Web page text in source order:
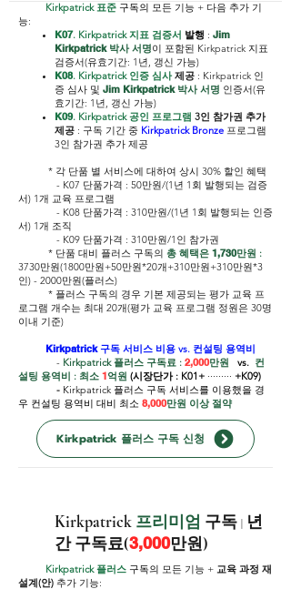
Kirkpatrick 표준 구독의 모든 기능 + 다음 추가 기
능:
K07. Kirkpatrick 지표 검증서 발행 : Jim
Kirkpatrick 박사 서명이 포함된 Kirkpatrick 지표
검증서(유효기간: 1년, 갱신 가능)
K08. Kirkpatrick 인증 심사제공 : Kirkpatrick 인
증 심사 및 Jim Kirkpatrick 박사 서명 인증서(유
효기간: 1년, 갱신 가능)
K09. Kirkpatrick 공인 프로그램 3인 참가권 추가
제공 : 구독 기간 중 Kirkpatrick Bronze 프로그램
3인 참가권 추가 제공
* 각 단품 별 서비스에 대하여 상시 30% 할인 혜택
- K07 단품가격 : 50만원/(1년 1회 발행되는 검증
서) 1개 교육 프로그램
- K08 단품가격 : 310만원/(1년 1회 발행되는 인증
서) 1개 조직
- K09 단품가격 : 310만원/1인 참가권
* 단품 대비 플러스 구독의 총 혜택은 1,730만원 :
3730만원(1800만원+50만원*20개+310만원+310만원*3
인) - 2000만원(플러스)
* 플러스 구독의 경우 기본 제공되는 평가 교육 프
로그램 개수는 최대 20개(평가 교육 프로그램 정원은 30명
이내 기준)
Kirkpatrick구독 서비스 비용 vs. 컨설팅 용역비
- Kirkpatrick 플러스 구독료 : 2,000만원 vs. 컨
설팅 용역비 : 최소 1억원 (시장단가 : K01+ ········· +K09)
- Kirkpatrick 플러스 구독 서비스를 이용했을 경
우 컨설팅 용역비 대비 최소 8,000만원 이상 절약
Kirkpatrick 플러스 구독 신청
Kirkpatrick 프리미엄 구독 년
간 구독료(3,000만원)
Kirkpatrick 플러스 구독의 모든 기능 + 교육 과정 재
설계(안) 추가 기능: